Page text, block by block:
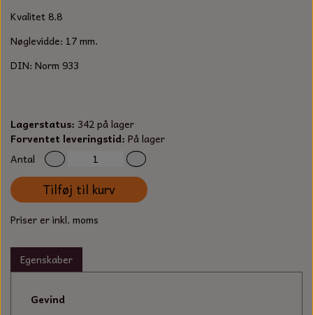
OLIE TIL SMÅMOTORER & HAVEMASKINER
SPÆNDEBÅND
BENSINSLANGE OG FILTRE
STARTSNOR OG TILBEHØR
UNIVERSAL REMSKIVER OG STYRERULLER
STIKSAV KLINGER
MEJSLER
VÆRKTØJSSÆT
FEDTPRESSER
Kvalitet 8.8
Nøglevidde: 17 mm.
DIN: Norm 933
Lagerstatus: 342 på lager
Forventet leveringstid: På lager
Antal
Tilføj til kurv
Priser er inkl. moms
Egenskaber
Gevind